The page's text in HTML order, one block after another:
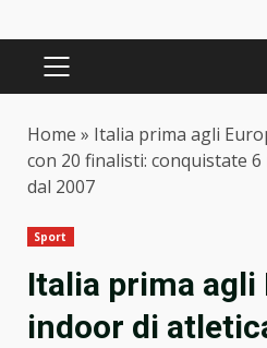
PRIMARY
Home » Italia prima agli
con 20 finalisti: conquistate 6
dal 2007
Sport
Italia prima agli
indoor di